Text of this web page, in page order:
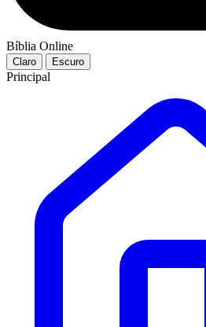
Bíblia Online
Claro Escuro
Principal